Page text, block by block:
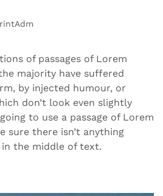
of passages of Lorem
majority have suffered
by injected humour, or
don’t look even slightly
to use a passage of Lorem
sure there isn’t anything
in the middle of text.